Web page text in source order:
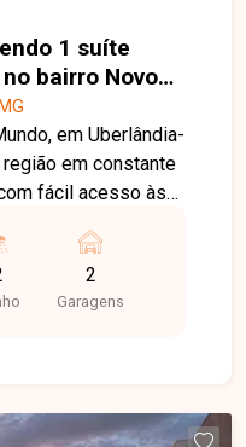
1 suíte
bairro Novo
em Uberlândia-
em constante
fácil acesso às
e diversos
para toda a
cozinha, área
2
Garagens